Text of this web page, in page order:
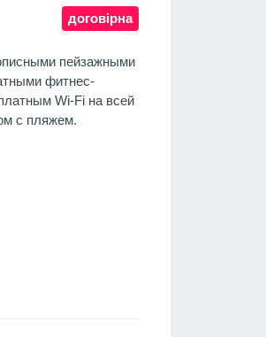
договірна
пейзажными
фитнес-
Wi-Fi на всей
с пляжем.